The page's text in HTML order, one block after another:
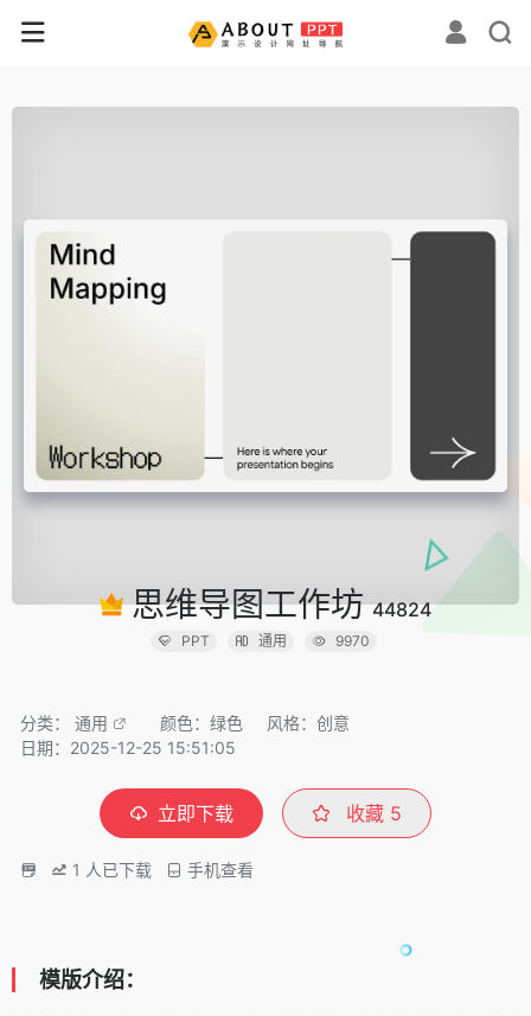
思维导图工作坊44824
PPT 通用 9970
分类： 通用 颜色：绿色
风格：创意
日期：2025-12-25 15:51:05
立即下载 收藏 5
1 人已下载 手机查看
模版介绍：